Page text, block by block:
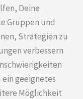
Deine
Gruppen und
Strategien zu
verbessern
geeignetes
Möglichkeit